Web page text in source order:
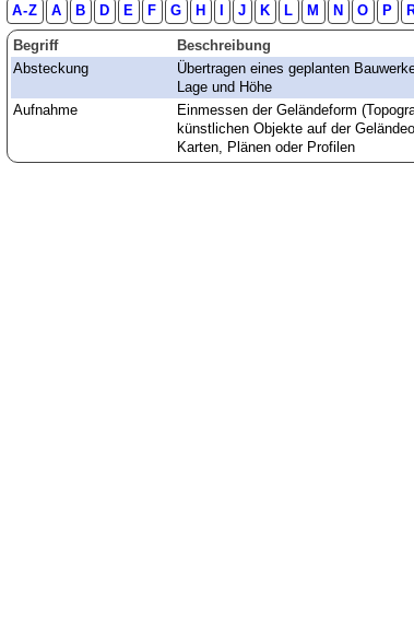
A-Z A B D E F G H J K L M N O P
Begriff Beschreibung
Absteckung
Übertragen eines geplanten
Lage und Höhe
Aufnahme
Einmessen der Geländeform
künstlichen Objekte auf der
Karten, Plänen oder Profilen